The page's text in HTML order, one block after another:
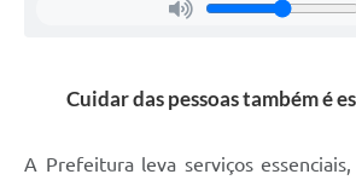
Cuidar das pessoas também é
A Prefeitura leva serviços